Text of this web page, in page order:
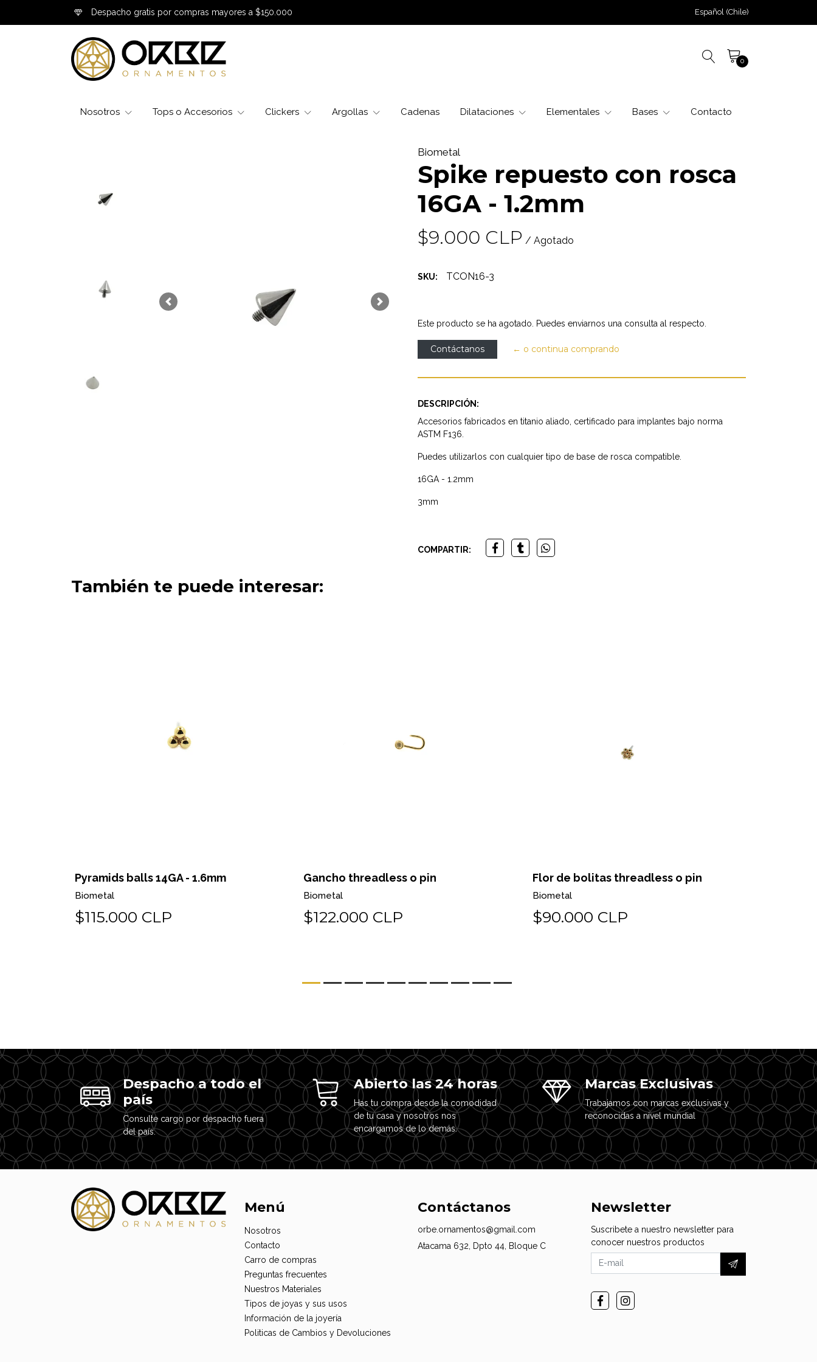
Despacho gratis por compras mayores a $150.000 Español (Chile)
0
Nosotros Tops o Accesorios Clickers Argollas Cadenas Dilataciones Elementales Bases Contacto
Previous Next
Biometal
Spike repuesto con rosca
16GA - 1.2mm
$9.000 CLP / Agotado
SKU: TCON16-3
Este producto se ha agotado. Puedes enviarnos una consulta al respecto.
Contáctanos ← o continua comprando
DESCRIPCIÓN:
Accesorios fabricados en titanio aliado, certificado para implantes bajo norma
ASTM F136.
Puedes utilizarlos con cualquier tipo de base de rosca compatible.
16GA - 1.2mm
3mm
COMPARTIR:
También te puede interesar:
Pyramids balls 14GA - 1.6mm
Biometal
$115.000 CLP
Gancho threadless o pin
Biometal
$122.000 CLP
Flor de bolitas threadless o pin
Biometal
$90.000 CLP
Despacho a todo el
país
Consulte cargo por despacho fuera
del país.
Abierto las 24 horas
Has tu compra desde la comodidad
de tu casa y nosotros nos
encargamos de lo demás.
Marcas Exclusivas
Trabajamos con marcas exclusivas y
reconocidas a nivel mundial
Menú
Nosotros
Contacto
Carro de compras
Preguntas frecuentes
Nuestros Materiales
Tipos de joyas y sus usos
Información de la joyería
Politicas de Cambios y Devoluciones
Contáctanos
orbe.ornamentos@gmail.com
Atacama 632, Dpto 44, Bloque C
Newsletter
Suscribete a nuestro newsletter para
conocer nuestros productos